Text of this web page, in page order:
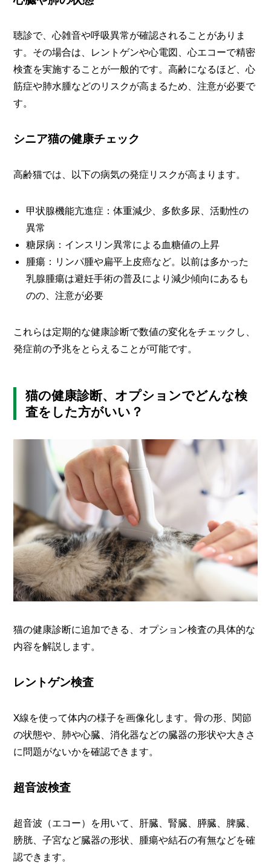
聴診で、心雑音や呼吸異常が確認されることがありま
す。その場合は、レントゲンや心電図、心エコーで精密
検査を実施することが一般的です。高齢になるほど、心
筋症や肺水腫などのリスクが高まるため、注意が必要で
す。
シニア猫の健康チェック
高齢猫では、以下の病気の発症リスクが高まります。
甲状腺機能亢進症：体重減少、多飲多尿、活動性の
異常
糖尿病：インスリン異常による血糖値の上昇
腫瘍：リンパ腫や扁平上皮癌など。以前は多かった
乳腺腫瘍は避妊手術の普及により減少傾向にあるも
のの、注意が必要
これらは定期的な健康診断で数値の変化をチェックし、
発症前の予兆をとらえることが可能です。
猫の健康診断、オプションでどんな検
査をした方がいい？
猫の健康診断に追加できる、オプション検査の具体的な
内容を解説します。
レントゲン検査
X線を使って体内の様子を画像化します。骨の形、関節
の状態や、肺や心臓、消化器などの臓器の形状や大きさ
に問題がないかを確認できます。
超音波検査
超音波（エコー）を用いて、肝臓、腎臓、膵臓、脾臓、
膀胱、子宮など臓器の形状、腫瘍や結石の有無などを確
認できます。